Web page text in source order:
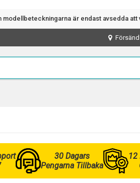
är endast avsedda
30 Dagars
Pengarna Tillbaka
12